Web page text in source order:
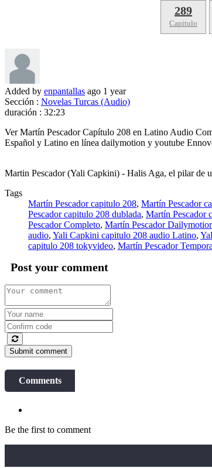
289
Capitulo
Added by enpantallas ago 1 year
Sección : Novelas Turcas (Audio)
duración : 32:23
Ver Martín Pescador Capítulo 208 en Latino Audio
Español y Latino en línea dailymotion y youtube
Martin Pescador (Yali Capkini) - Halis Aga, el pilar de
Tags
Martín Pescador capitulo 208, Martín Pescador
Pescador capitulo 208 dublada, Martín Pescador
Pescador Completo, Martín Pescador
audio, Yali Capkini capitulo 208 audio Latino,
capitulo 208 tokyvideo, Martín Pescador
Post your comment
Submit comment
Comments
Be the first to comment